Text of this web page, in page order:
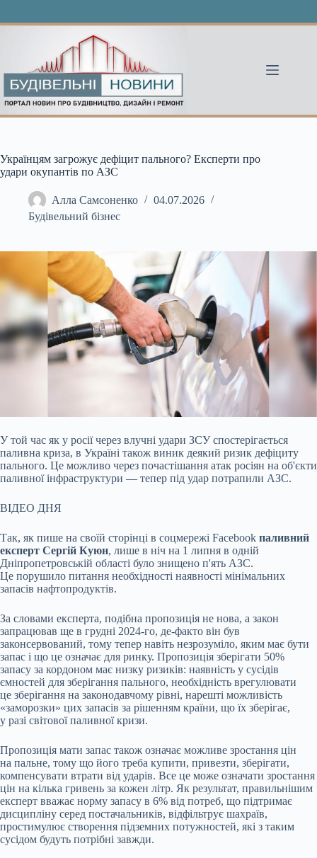
Українцям загрожує дефіцит пального? Експерти про
удари окупантів по АЗС
Алла Самсоненко
04.07.2026
Будівельний бізнес
У той час як у росії через влучні удари ЗСУ спостерігається
паливна криза, в Україні також виник деякий ризик дефіциту
пального. Це можливо через почастішання атак росіян на об'єкти
паливної інфраструктури — тепер під удар потрапили АЗС.
ВІДЕО ДНЯ
Так, як пише на своїй сторінці в соцмережі Facebook паливний
експерт Сергій Куюн, лише в ніч на 1 липня в одній
Дніпропетровській області було знищено п'ять АЗС.
Це порушило питання необхідності наявності мінімальних
запасів нафтопродуктів.
За словами експерта, подібна пропозиція не нова, а закон
запрацював ще в грудні 2024-го, де-факто він був
законсервований, тому тепер навіть незрозуміло, яким має бути
запас і що це означає для ринку. Пропозиція зберігати 50%
запасу за кордоном має низку ризиків: наявність у сусідів
ємностей для зберігання пального, необхідність врегулювати
це зберігання на законодавчому рівні, нарешті можливість
«заморозки» цих запасів за рішенням країни, що їх зберігає,
у разі світової паливної кризи.
Пропозиція мати запас також означає можливе зростання цін
на пальне, тому що його треба купити, привезти, зберігати,
компенсувати втрати від ударів. Все це може означати зростання
цін на кілька гривень за кожен літр. Як результат, правильнішим
експерт вважає норму запасу в 6% від потреб, що підтримає
дисципліну серед постачальників, відфільтрує шахраїв,
простимулює створення підземних потужностей, які з таким
сусідом будуть потрібні завжди.